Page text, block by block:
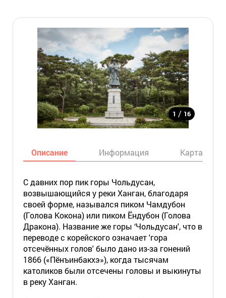
1 / 16
Описание Информация Карта
С давних пор пик горы Чольдусан,
возвышающийся у реки Ханган, благодаря
своей форме, назывался пиком Чамдубон
(Голова Кокона) или пиком Ёндубон (Голова
Дракона). Название же горы ‘Чольдусан', что в
переводе с корейского означает 'гора
отсечённых голов' было дано из-за гонений
1866 («Пёнъинбакхэ»), когда тысячам
католиков были отсечены головы и выкинуты
в реку Ханган.